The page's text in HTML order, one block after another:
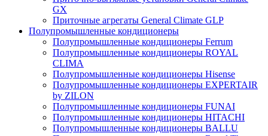
GX
Приточные агрегаты General Climate GLP
Полупромышленные кондиционеры
Полупромышленные кондиционеры Ferrum
Полупромышленные кондиционеры ROYAL
CLIMA
Полупромышленные кондиционеры Hisense
Полупромышленные кондиционеры EXPERTAIR
by ZILON
Полупромышленные кондиционеры FUNAI
Полупромышленные кондиционеры HITACHI
Полупромышленные кондиционеры BALLU